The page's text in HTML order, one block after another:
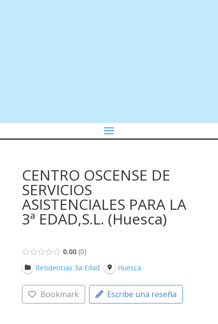
CENTRO OSCENSE DE
SERVICIOS
ASISTENCIALES PARA LA
3ª EDAD,S.L. (Huesca)
0.00 0
Residencias 3a Edad
Huesca
Bookmark Escribe una reseña